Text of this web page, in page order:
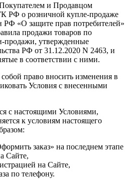
и Продавцом
РФ о розничной купле-продаже
РФ «О защите прав потребителей»
продажи товаров по
продажи, утвержденные
РФ от 31.12.2020 N 2463, и
в соответствии с ними.
право вносить изменения в
Условия с внесенными
с настоящими Условиями,
к условиям настоящего
заказ» на последнем этапе
Сайте,
на Сайте,
по телефону.